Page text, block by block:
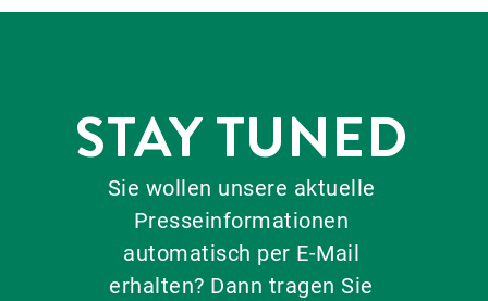
STAY TUNED
Sie wollen unsere aktuelle
Presseinformationen
automatisch per E-Mail
erhalten? Dann tragen Sie